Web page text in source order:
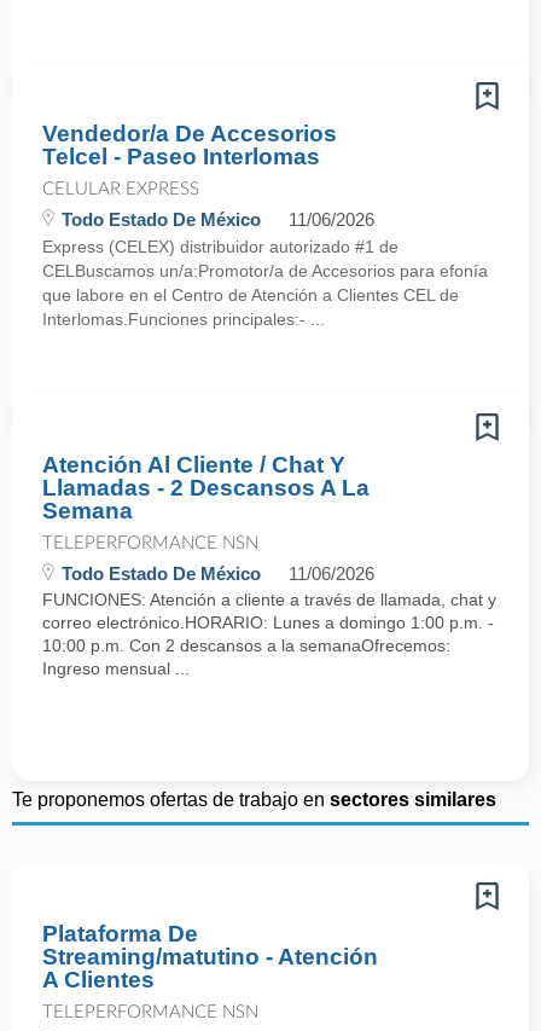
Vendedor/a De Accesorios
Telcel - Paseo Interlomas
CELULAR EXPRESS
Todo Estado De México 11/06/2026
Express (CELEX) distribuidor autorizado #1 de
CELBuscamos un/a:Promotor/a de Accesorios para efonía
que labore en el Centro de Atención a Clientes CEL de
Interlomas.Funciones principales:- ...
Atención Al Cliente / Chat Y
Llamadas - 2 Descansos A La
Semana
TELEPERFORMANCE NSN
Todo Estado De México 11/06/2026
FUNCIONES: Atención a cliente a través de llamada, chat y
correo electrónico.HORARIO: Lunes a domingo 1:00 p.m. -
10:00 p.m. Con 2 descansos a la semanaOfrecemos:
Ingreso mensual ...
Te proponemos ofertas de trabajo en sectores similares
Plataforma De
Streaming/matutino - Atención
A Clientes
TELEPERFORMANCE NSN